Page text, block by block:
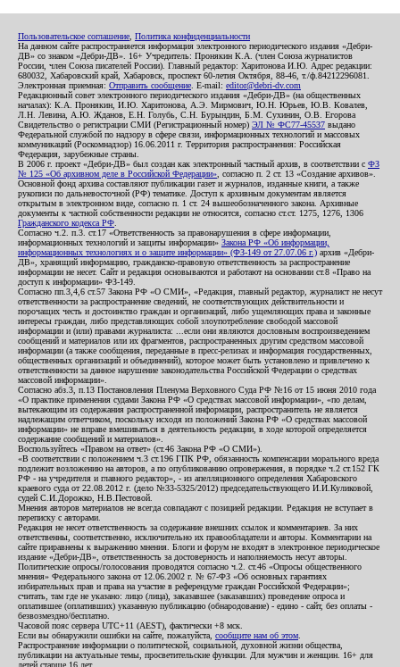
Пользовательское соглашение Политика конфиденциальности
На данном сайте распространяется информация электронного периодического издания «Дебри-
ДВ» со знаком «Дебри-ДВ». 16+ Учредитель: Пронякин К.А. (член Союза журналистов
России, член Союза писателей России). Главный редактор: Харитонова И.Ю. Адрес редакции:
680032, Хабаровский край, Хабаровск, проспект 60-летия Октября, 88-46, т./ф.84212296081.
Электронная приемная: Отправить сообщение . E-mail: editor@debri-dv.com
Редакционный совет электронного периодического издания «Дебри-ДВ» (на общественных
началах): К.А. Пронякин, И.Ю. Харитонова, А.Э. Мирмович, Ю.Н. Юрьев, Ю.В. Ковалев,
Л.Н. Левина, А.Ю. Жданов, Е.Н. Голубь, С.Н. Бурындин, Б.М. Сухинин, О.В. Егорова
Свидетельство о регистрации СМИ (Регистрационный номер) ЭЛ № ФС77-45537 выдано
Федеральной службой по надзору в сфере связи, информационных технологий и массовых
коммуникаций (Роскомнадзор) 16.06.2011 г. Территория распространения: Российская
Федерация, зарубежные страны.
В 2006 г. проект «Дебри-ДВ» был создан как электронный частный архив, в соответствии с ФЗ
№ 125 «Об архивном деле в Российской Федерации» , согласно п. 2 ст. 13 «Создание архивов».
Основной фонд архива составляют публикации газет и журналов, изданные книги, а также
рукописи по дальневосточной (РФ) тематике. Доступ к архивным документам является
открытым в электронном виде, согласно п. 1 ст. 24 вышеобозначенного закона. Архивные
документы к частной собственности редакции не относятся, согласно ст.ст. 1275, 1276, 1306
Гражданского кодекса РФ
Согласно ч.2. п.3. ст.17 «Ответственность за правонарушения в сфере информации,
информационных технологий и защиты информации» Закона РФ «Об информации,
информационных технологиях и о защите информации» (ФЗ-149 от 27.07.06 г.) архив «Дебри-
ДВ», хранящий информацию, гражданско-правовую ответственность за распространение
информации не несет. Сайт и редакция основываются и работают на основании ст.8 «Право на
доступ к информации» ФЗ-149.
Согласно пп.3,4,6 ст.57 Закона РФ «О СМИ», «Редакция, главный редактор, журналист не несут
ответственности за распространение сведений, не соответствующих действительности и
порочащих честь и достоинство граждан и организаций, либо ущемляющих права и законные
интересы граждан, либо представляющих собой злоупотребление свободой массовой
информации и (или) правами журналиста: ...если они являются дословным воспроизведением
сообщений и материалов или их фрагментов, распространенных другим средством массовой
информации (а также сообщения, переданные в пресс-релизах и информация государственных,
общественных организаций и объединений), которое может быть установлено и привлечено к
ответственности за данное нарушение законодательства Российской Федерации о средствах
массовой информации».
Согласно абз.3, п.13 Постановления Пленума Верховного Суда РФ №16 от 15 июня 2010 года
«О практике применения судами Закона РФ «О средствах массовой информации», «по делам,
вытекающим из содержания распространенной информации, распространитель не является
надлежащим ответчиком, поскольку исходя из положений Закона РФ «О средствах массовой
информации» не вправе вмешиваться в деятельность редакции, в ходе которой определяется
содержание сообщений и материалов».
Воспользуйтесь «Правом на ответ» (ст.46 Закона РФ «О СМИ»).
«В соответствии с положением ч.3 ст.196 ГПК РФ, обязанность компенсации морального вреда
подлежит возложению на авторов, а по опубликованию опровержения, в порядке ч.2 ст.152 ГК
РФ - на учредителя и главного редактор», - из апелляционного определения Хабаровского
краевого суда от 22.08.2012 г. (дело №33-5325/2012) председательствующего И.И.Куликовой,
судей С.И.Дорожко, Н.В.Пестовой.
Мнения авторов материалов не всегда совпадают с позицией редакции. Редакция не вступает в
переписку с авторами.
Редакция не несет ответственность за содержание внешних ссылок и комментариев. За них
ответственны, соответственно, исключительно их правообладатели и авторы. Комментарии на
сайте приравнены к выражению мнения. Блоги и форум не входят в электронное периодическое
издание «Дебри-ДВ», ответственность за достоверность и наполняемость несут авторы.
Политические опросы/голосования проводятся согласно ч.2. ст.46 «Опросы общественного
мнения» Федерального закона от 12.06.2002 г. № 67-ФЗ «Об основных гарантиях
избирательных прав и права на участие в референдуме граждан Российской Федерации»;
считать, там где не указано: лицо (лица), заказавшее (заказавших) проведение опроса и
оплатившее (оплативших) указанную публикацию (обнародование) - едино - сайт, без оплаты -
безвозмездно/бесплатно.
Часовой пояс сервера UTC+11 (AEST), фактически +8 мск.
Если вы обнаружили ошибки на сайте, пожалуйста, сообщите нам об этом
Распространение информации о политической, социальной, духовной жизни общества,
публикации на актуальные темы, просветительские функции. Для мужчин и женщин. 16+ для
детей старше 16 лет.